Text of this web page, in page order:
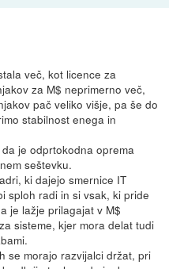
več, kot licence za
za M$ neprimerno več,
pač veliko višje, pa še do
stabilnost enega in
je odprtokodna oprema
seštevku.
ki dajejo smernice IT
sploh radi in si vsak, ki pride
je lažje prilagajat v M$
sisteme, kjer mora delat tudi
se morajo razvijalci držat, pri